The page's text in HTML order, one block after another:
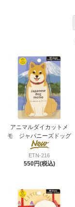
アニマルダイカットメ
モ ジャパニーズドッグ
ETN-216
550円(税込)